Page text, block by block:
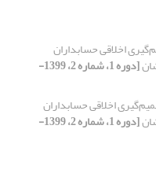
اخلاقی حسابداران
[دوره 1، شماره 2، 1399-
اخلاقی حسابداران
[دوره 1، شماره 2، 1399-